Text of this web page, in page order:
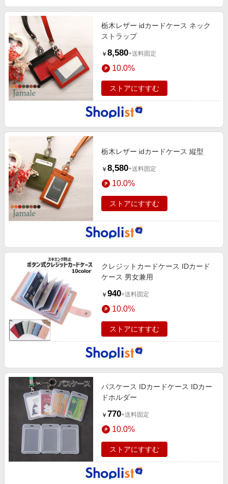
栃木レザー idカードケース ネック
ストラップ
￥ 8,580+送料固定
10.0%
ストアにすすむ
栃木レザー idカードケース 縦型
￥ 8,580+送料固定
10.0%
ストアにすすむ
クレジットカードケース IDカード
ケース 男女兼用
￥ 940+送料固定
10.0%
ストアにすすむ
パスケース IDカードケース IDカー
ドホルダー
￥ 770+送料固定
10.0%
ストアにすすむ